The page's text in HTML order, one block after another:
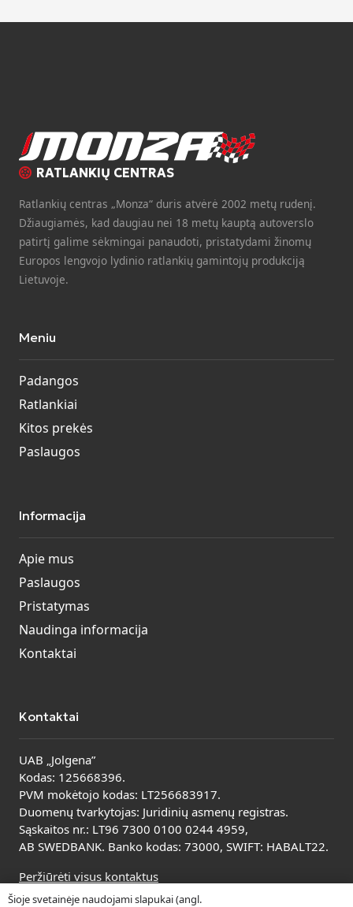
RATLANKIŲ CENTRAS
Ratlankių centras „Monza“ duris atvėrė 2002 metų rudenį.
Džiaugiamės, kad daugiau nei 18 metų kauptą autoverslo
patirtį galime sėkmingai panaudoti, pristatydami žinomų
Europos lengvojo lydinio ratlankių gamintojų produkciją
Lietuvoje.
Meniu
Padangos
Ratlankiai
Kitos prekės
Paslaugos
Informacija
Apie mus
Paslaugos
Pristatymas
Naudinga informacija
Kontaktai
Kontaktai
UAB „Jolgena”
Kodas: 125668396.
PVM mokėtojo kodas: LT256683917.
Duomenų tvarkytojas: Juridinių asmenų registras.
Sąskaitos nr.: LT96 7300 0100 0244 4959,
AB SWEDBANK. Banko kodas: 73000, SWIFT: HABALT22.
Peržiūrėti visus kontaktus
Šioje svetainėje naudojami slapukai (angl.